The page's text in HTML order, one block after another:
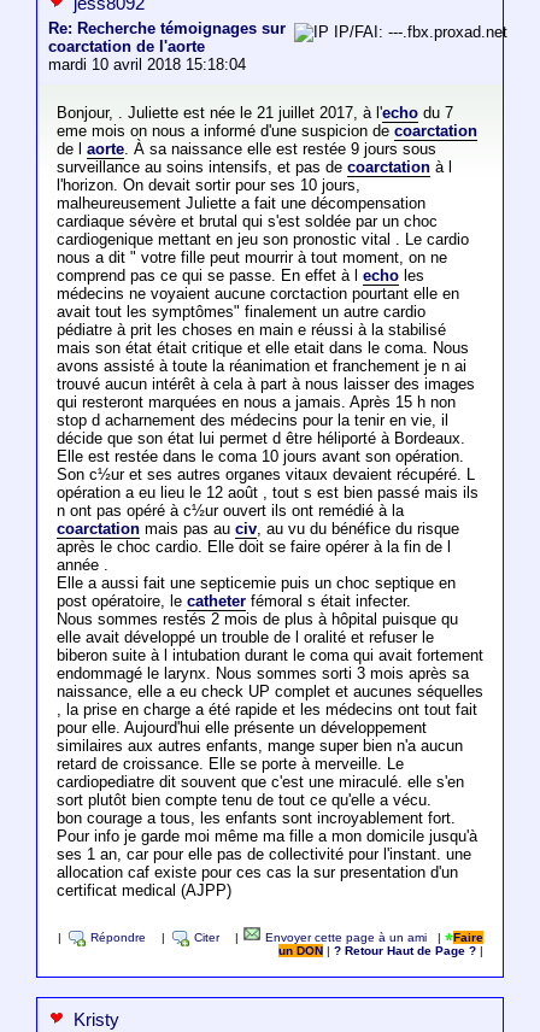
Re: Recherche témoignages sur
coarctation de l'aorte
mardi 10 avril 2018 15:18:04
IP/FAI: ---.fbx.proxad.net
Bonjour, . Juliette est née le 21 juillet 2017, à l'echodu 7
eme mois on nous a informé d'une suspicion de coarctation
de l aorte. À sa naissance elle est restée 9 jours sous
surveillance au soins intensifs, et pas de coarctationà l
l'horizon. On devait sortir pour ses 10 jours,
malheureusement Juliette a fait une décompensation
cardiaque sévère et brutal qui s'est soldée par un choc
cardiogenique mettant en jeu son pronostic vital . Le cardio
nous a dit " votre fille peut mourrir à tout moment, on ne
comprend pas ce qui se passe. En effet à l echoles
médecins ne voyaient aucune corctaction pourtant elle en
avait tout les symptômes" finalement un autre cardio
pédiatre à prit les choses en main e réussi à la stabilisé
mais son état était critique et elle etait dans le coma. Nous
avons assisté à toute la réanimation et franchement je n ai
trouvé aucun intérêt à cela à part à nous laisser des images
qui resteront marquées en nous a jamais. Après 15 h non
stop d acharnement des médecins pour la tenir en vie, il
décide que son état lui permet d être héliporté à Bordeaux.
Elle est restée dans le coma 10 jours avant son opération.
Son c½ur et ses autres organes vitaux devaient récupéré. L
opération a eu lieu le 12 août , tout s est bien passé mais ils
n ont pas opéré à c½ur ouvert ils ont remédié à la
coarctationmais pas au civ, au vu du bénéfice du risque
après le choc cardio. Elle doit se faire opérer à la fin de l
année .
Elle a aussi fait une septicemie puis un choc septique en
post opératoire, le catheterfémoral s était infecter.
Nous sommes restés 2 mois de plus à hôpital puisque qu
elle avait développé un trouble de l oralité et refuser le
biberon suite à l intubation durant le coma qui avait fortement
endommagé le larynx. Nous sommes sorti 3 mois après sa
naissance, elle a eu check UP complet et aucunes séquelles
, la prise en charge a été rapide et les médecins ont tout fait
pour elle. Aujourd'hui elle présente un développement
similaires aux autres enfants, mange super bien n'a aucun
retard de croissance. Elle se porte à merveille. Le
cardiopediatre dit souvent que c'est une miraculé. elle s'en
sort plutôt bien compte tenu de tout ce qu'elle a vécu.
bon courage a tous, les enfants sont incroyablement fort.
Pour info je garde moi même ma fille a mon domicile jusqu'à
ses 1 an, car pour elle pas de collectivité pour l'instant. une
allocation caf existe pour ces cas la sur presentation d'un
certificat medical (AJPP)
Répondre Citer Envoyer cette page à un ami |
Faire
un DON
|? Retour Haut de Page ?
Kristy